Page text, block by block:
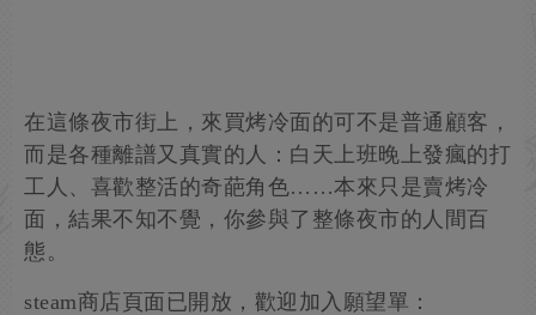
在這條夜市街上，來買烤冷面的可不是普通顧客，
而是各種離譜又真實的人：白天上班晚上發瘋的打
工人、喜歡整活的奇葩角色……本來只是賣烤冷
面，結果不知不覺，你參與了整條夜市的人間百
態。
steam商店頁面已開放，歡迎加入願望單：